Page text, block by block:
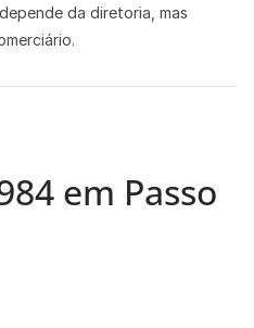
da diretoria, mas
em Passo